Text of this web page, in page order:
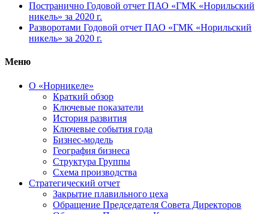
Постранично Годовой отчет ПАО «ГМК «Норильский
никель» за 2020 г.
Разворотами Годовой отчет ПАО «ГМК «Норильский
никель» за 2020 г.
Меню
О «Норникеле»
Краткий обзор
Ключевые показатели
История развития
Ключевые события года
Бизнес-модель
География бизнеса
Структура Группы
Схема производства
Стратегический отчет
Закрытие плавильного цеха
Обращение Председателя Совета Директоров